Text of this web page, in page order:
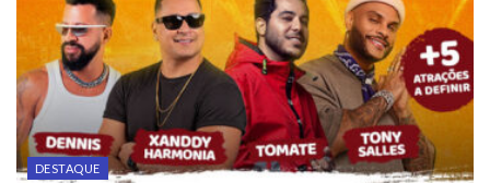
DESTAQUE